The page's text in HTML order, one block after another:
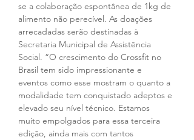
se a colaboração espontânea de 1kg de
alimento não perecível. As doações
arrecadadas serão destinadas à
Secretaria Municipal de Assistência
Social. “O crescimento do Crossfit no
Brasil tem sido impressionante e
eventos como esse mostram o quanto a
modalidade tem conquistado adeptos e
elevado seu nível técnico. Estamos
muito empolgados para essa terceira
edição, ainda mais com tantos